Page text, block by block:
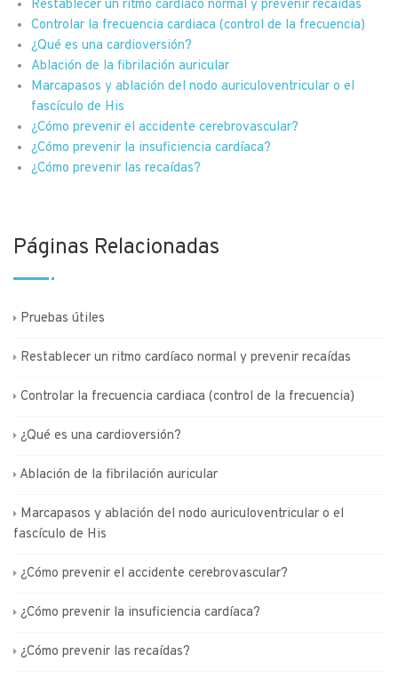
Restablecer un ritmo cardíaco normal y prevenir recaídas
Controlar la frecuencia cardiaca (control de la frecuencia)
¿Qué es una cardioversión?
Ablación de la fibrilación auricular
Marcapasos y ablación del nodo auriculoventricular o el
fascículo de His
¿Cómo prevenir el accidente cerebrovascular?
¿Cómo prevenir la insuficiencia cardíaca?
¿Cómo prevenir las recaídas?
Páginas Relacionadas
Pruebas útiles
Restablecer un ritmo cardíaco normal y prevenir recaídas
Controlar la frecuencia cardiaca (control de la frecuencia)
¿Qué es una cardioversión?
Ablación de la fibrilación auricular
Marcapasos y ablación del nodo auriculoventricular o el
fascículo de His
¿Cómo prevenir el accidente cerebrovascular?
¿Cómo prevenir la insuficiencia cardíaca?
¿Cómo prevenir las recaídas?